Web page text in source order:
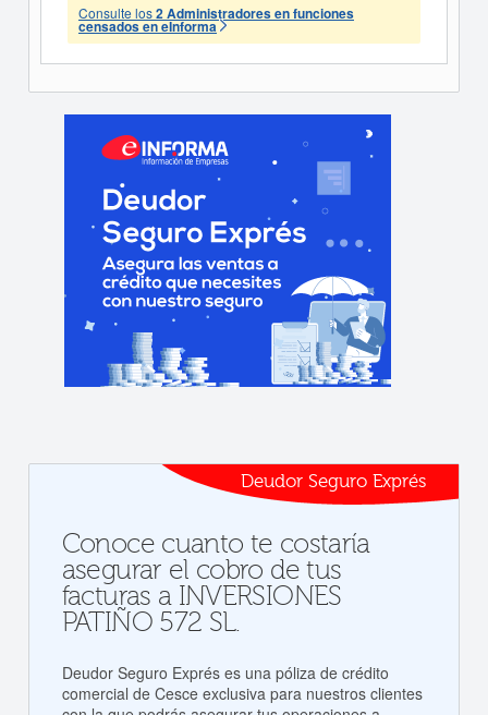
Consulte los2 Administradores en funciones
censados en eInforma
Deudor Seguro Exprés
Conoce cuanto te costaría
asegurar el cobro de tus
facturas a INVERSIONES
PATIÑO 572 SL.
Deudor Seguro Exprés es una póliza de crédito
comercial de Cesce exclusiva para nuestros clientes